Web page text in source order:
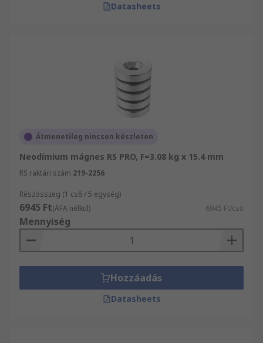
Datasheets
Átmenetileg nincsen készleten
Neodímium mágnes RS PRO, F=3.08 kg x 15.4 mm
RS raktári szám 219-2256
Részösszeg (1 cső / 5 egység)
6945 Ft(ÁFA nélkül) 6945 Ft/cső
Mennyiség
Hozzáadás
Datasheets